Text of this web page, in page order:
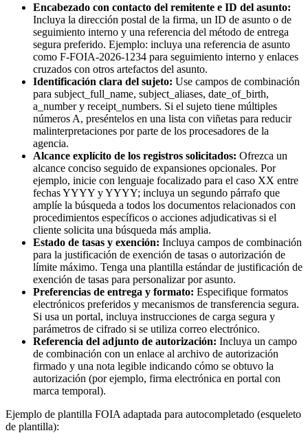
Encabezado con contacto del remitente e ID del asunto:
Incluya la dirección postal de la firma, un ID de asunto o de
seguimiento interno y una referencia del método de entrega
segura preferido. Ejemplo: incluya una referencia de asunto
como F-FOIA-2026-1234 para seguimiento interno y enlaces
cruzados con otros artefactos del asunto.
Identificación clara del sujeto: Use campos de combinación
para subject_full_name, subject_aliases, date_of_birth,
a_number y receipt_numbers. Si el sujeto tiene múltiples
números A, preséntelos en una lista con viñetas para reducir
malinterpretaciones por parte de los procesadores de la
agencia.
Alcance explícito de los registros solicitados: Ofrezca un
alcance conciso seguido de expansiones opcionales. Por
ejemplo, inicie con lenguaje focalizado para el caso XX entre
fechas YYYY y YYYY; incluya un segundo párrafo que
amplíe la búsqueda a todos los documentos relacionados con
procedimientos específicos o acciones adjudicativas si el
cliente solicita una búsqueda más amplia.
Estado de tasas y exención: Incluya campos de combinación
para la justificación de exención de tasas o autorización de
límite máximo. Tenga una plantilla estándar de justificación de
exención de tasas para personalizar por asunto.
Preferencias de entrega y formato: Especifique formatos
electrónicos preferidos y mecanismos de transferencia segura.
Si usa un portal, incluya instrucciones de carga segura y
parámetros de cifrado si se utiliza correo electrónico.
Referencia del adjunto de autorización: Incluya un campo
de combinación con un enlace al archivo de autorización
firmado y una nota legible indicando cómo se obtuvo la
autorización (por ejemplo, firma electrónica en portal con
marca temporal).
Ejemplo de plantilla FOIA adaptada para autocompletado (esqueleto
de plantilla):